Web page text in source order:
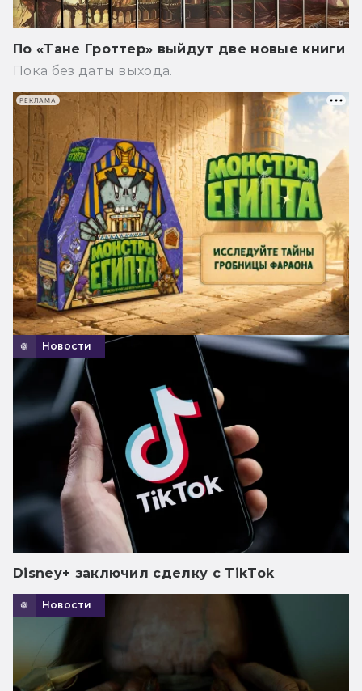
По «Тане Гроттер» выйдут две новые книги
Пока без даты выхода.
Новости
Disney+ заключил сделку с TikTok
Новости
РЕКЛАМА